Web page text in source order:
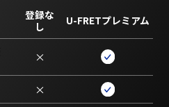
登録な
し
U-FRETプレミアム
×
×